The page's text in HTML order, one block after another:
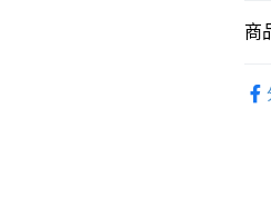
帳
1.
商